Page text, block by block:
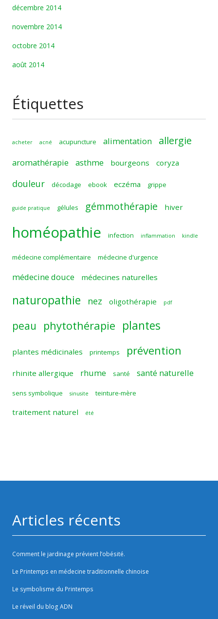
décembre 2014
novembre 2014
octobre 2014
août 2014
Étiquettes
acheter acné acupuncture alimentation allergie
aromathérapie asthme bourgeons coryza
douleur décodage ebook eczéma grippe
guide pratique gélules gémmothérapie hiver
homéopathie infection inflammation kindle
médecine complémentaire médecine d'urgence
médecine douce médecines naturelles
naturopathie nez oligothérapie pdf
peau phytothérapie plantes
plantes médicinales printemps prévention
rhinite allergique rhume santé santé naturelle
sens symbolique sinusite teinture-mère
traitement naturel été
Articles récents
Comment le jardinage prévient l’obésité.
Le Printemps en médecine traditionnelle chinoise
Le symbolisme du Printemps
Le réveil du blog ADN